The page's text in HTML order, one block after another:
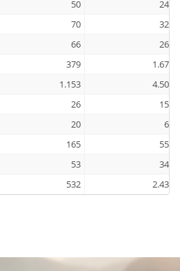
50
241
70
326
66
260
379
1.676
1.153
4.503
26
156
20
62
165
556
53
341
532
2.435